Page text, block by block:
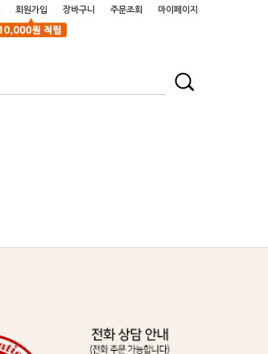
회원가입 장바구니 주문조회 마이페이지